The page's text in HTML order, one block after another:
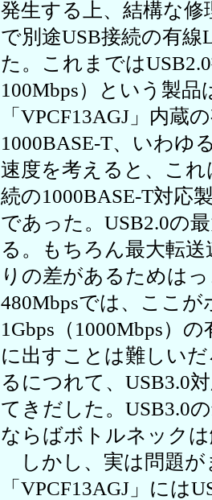
発生する上、結構な
で別途USB接続の有
た。これまでは
100Mbps）という製
「VPCF13AGJ」内蔵
1000BASE-T、いわゆ
速度を考えると、こ
続の1000BASE-T対応
であった。USB2.0の
る。もちろん最大転
りの差があるためは
480Mbpsでは、ここ
1Gbps（1000Mbps）
に出すことは難しい
るにつれて、USB3.0
てきだした。USB3.0
ならばボトルネック
しかし、実は問題が
「VPCF13AGJ」には